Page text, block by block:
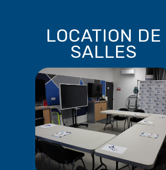
LOCATION DE
SALLES